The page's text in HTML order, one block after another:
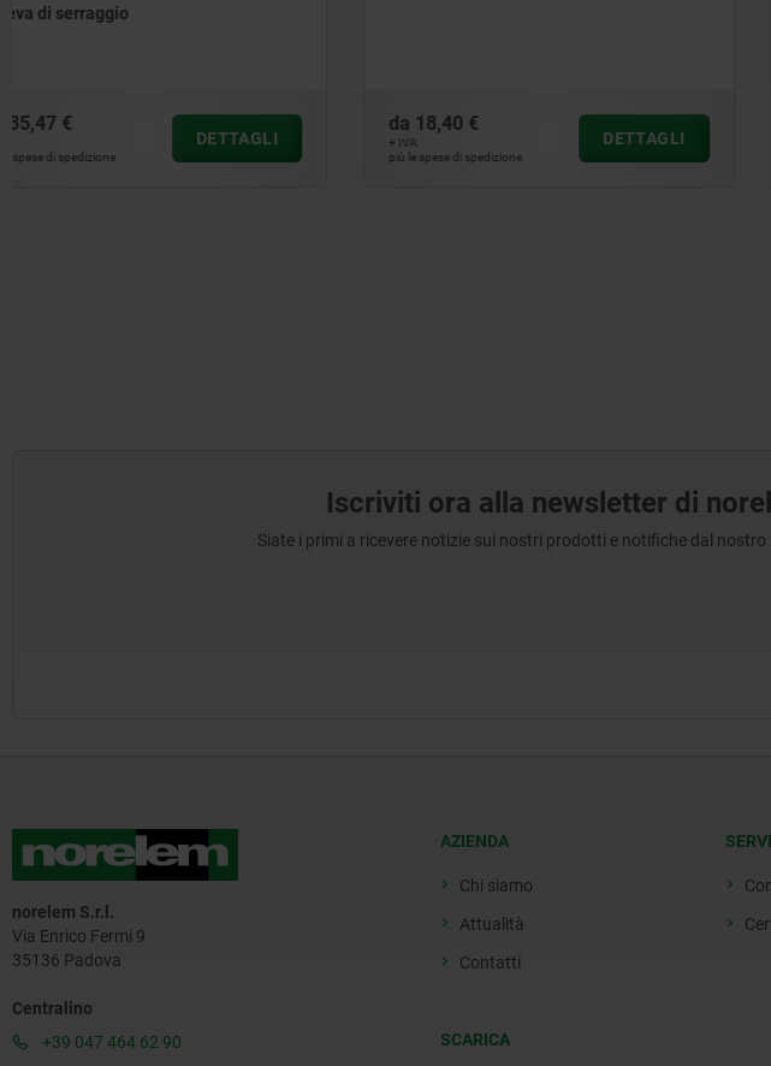
da18,40 €
più le spese di spedizione
DETTAGLI
da79,55 €
più le spese di spedizione
DETTAGLI
Iscriviti ora alla newsletter di
Siate i primi a ricevere notizie sui nostri prodotti e notifiche dal nostro
norelem S.r.l.
Via Enrico Fermi 9
35136 Padova
Centralino
+39 047 464 62 90
AZIENDA
Chi siamo
Attualità
Contatti
SCARICA